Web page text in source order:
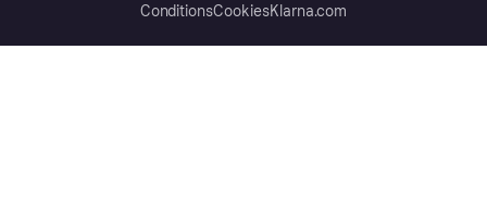
ConditionsCookiesKlarna.com